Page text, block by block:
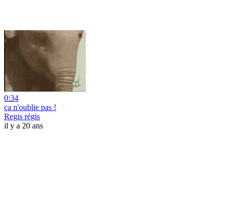
0:34
ça n'oublie pas !
Regis régis
il y a 20 ans